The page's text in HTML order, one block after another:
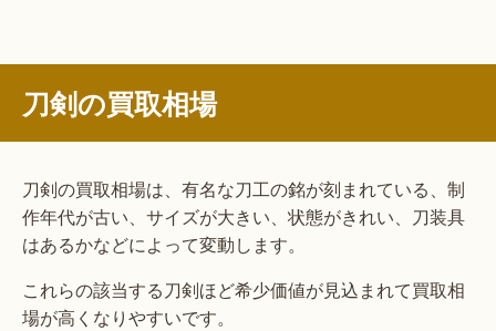
刀剣の買取相場
刀剣の買取相場は、有名な刀工の銘が刻まれている、制
作年代が古い、サイズが大きい、状態がきれい、刀装具
はあるかなどによって変動します。
これらの該当する刀剣ほど希少価値が見込まれて買取相
場が高くなりやすいです。